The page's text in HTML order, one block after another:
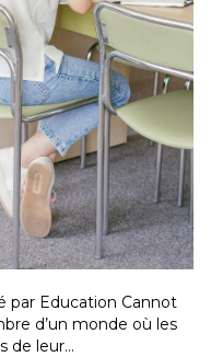
de la guerre, des
de
par Education Cannot
d’un monde où les
de leur…